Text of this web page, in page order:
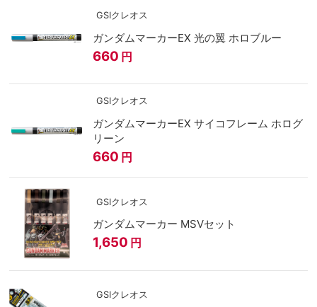
GSIクレオス
ガンダムマーカーEX 光の翼 ホロブルー
660 円
GSIクレオス
ガンダムマーカーEX サイコフレーム ホログ
リーン
660 円
GSIクレオス
ガンダムマーカー MSVセット
1,650 円
GSIクレオス